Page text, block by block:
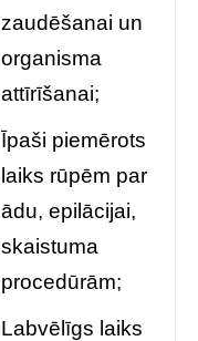
zaudēšanai un
organisma
attīrīšanai;
Īpaši piemērots
laiks rūpēm par
ādu, epilācijai,
skaistuma
procedūrām;
Labvēlīgs laiks